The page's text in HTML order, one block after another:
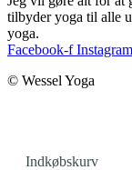
tilbyder yoga til alle
yoga.
Facebook-f Instagram
© Wessel Yoga
Indkøbskurv